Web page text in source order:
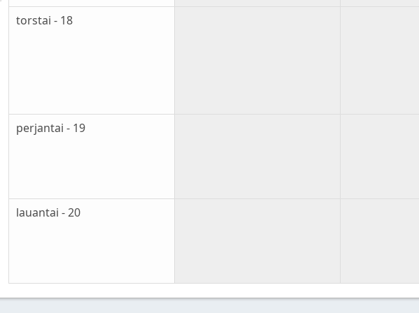
torstai - 18
perjantai - 19
lauantai - 20